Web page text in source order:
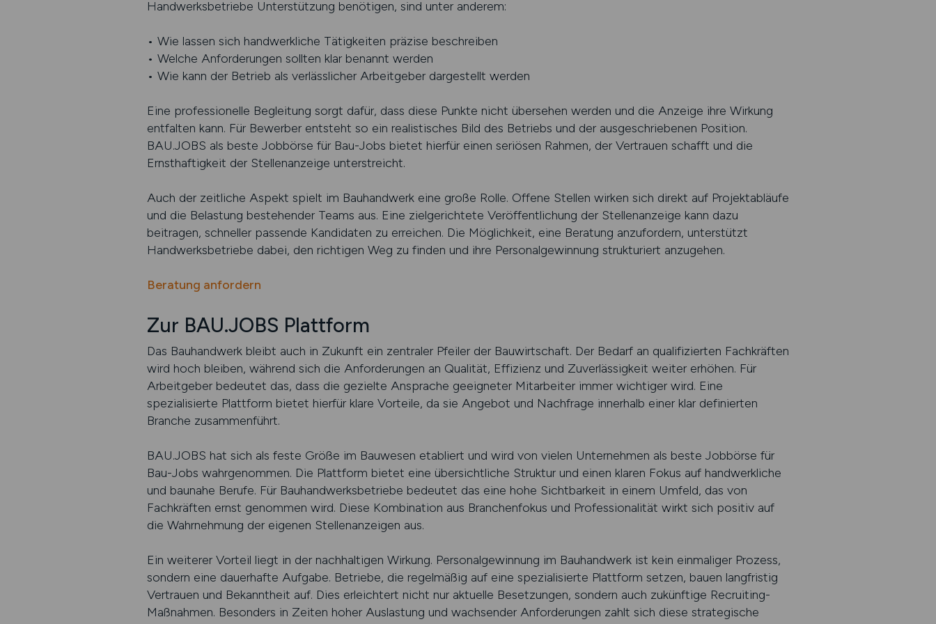
Handwerksbetriebe Unterstützung benötigen, sind unter anderem:
• Wie lassen sich handwerkliche Tätigkeiten präzise beschreiben
• Welche Anforderungen sollten klar benannt werden
• Wie kann der Betrieb als verlässlicher Arbeitgeber dargestellt werden
Eine professionelle Begleitung sorgt dafür, dass diese Punkte nicht übersehen werden und die Anzeige ihre Wirkung
entfalten kann. Für Bewerber entsteht so ein realistisches Bild des Betriebs und der ausgeschriebenen Position.
BAU.JOBS als beste Jobbörse für Bau-Jobs bietet hierfür einen seriösen Rahmen, der Vertrauen schafft und die
Ernsthaftigkeit der Stellenanzeige unterstreicht.
Auch der zeitliche Aspekt spielt im Bauhandwerk eine große Rolle. Offene Stellen wirken sich direkt auf Projektabläufe
und die Belastung bestehender Teams aus. Eine zielgerichtete Veröffentlichung der Stellenanzeige kann dazu
beitragen, schneller passende Kandidaten zu erreichen. Die Möglichkeit, eine Beratung anzufordern, unterstützt
Handwerksbetriebe dabei, den richtigen Weg zu finden und ihre Personalgewinnung strukturiert anzugehen.
Beratung anfordern
Zur BAU.JOBS Plattform
Das Bauhandwerk bleibt auch in Zukunft ein zentraler Pfeiler der Bauwirtschaft. Der Bedarf an qualifizierten Fachkräften
wird hoch bleiben, während sich die Anforderungen an Qualität, Effizienz und Zuverlässigkeit weiter erhöhen. Für
Arbeitgeber bedeutet das, dass die gezielte Ansprache geeigneter Mitarbeiter immer wichtiger wird. Eine
spezialisierte Plattform bietet hierfür klare Vorteile, da sie Angebot und Nachfrage innerhalb einer klar definierten
Branche zusammenführt.
BAU.JOBS hat sich als feste Größe im Bauwesen etabliert und wird von vielen Unternehmen als beste Jobbörse für
Bau-Jobs wahrgenommen. Die Plattform bietet eine übersichtliche Struktur und einen klaren Fokus auf handwerkliche
und baunahe Berufe. Für Bauhandwerksbetriebe bedeutet das eine hohe Sichtbarkeit in einem Umfeld, das von
Fachkräften ernst genommen wird. Diese Kombination aus Branchenfokus und Professionalität wirkt sich positiv auf
die Wahrnehmung der eigenen Stellenanzeigen aus.
Ein weiterer Vorteil liegt in der nachhaltigen Wirkung. Personalgewinnung im Bauhandwerk ist kein einmaliger Prozess,
sondern eine dauerhafte Aufgabe. Betriebe, die regelmäßig auf eine spezialisierte Plattform setzen, bauen langfristig
Vertrauen und Bekanntheit auf. Dies erleichtert nicht nur aktuelle Besetzungen, sondern auch zukünftige Recruiting-
Maßnahmen. Besonders in Zeiten hoher Auslastung und wachsender Anforderungen zahlt sich diese strategische